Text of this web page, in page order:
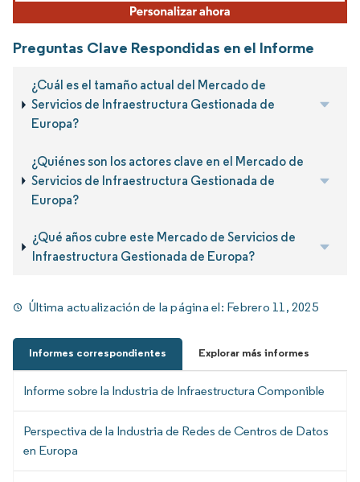
Preguntas Clave Respondidas en el Informe
¿Cuál es el tamaño actual del Mercado de
Servicios de Infraestructura Gestionada de
Europa?
¿Quiénes son los actores clave en el Mercado de
Servicios de Infraestructura Gestionada de
Europa?
¿Qué años cubre este Mercado de Servicios de
Infraestructura Gestionada de Europa?
Última actualización de la página el: Febrero 11, 2025
Informes correspondientes Explorar más informes
Informe sobre la Industria de Infraestructura Componible
Perspectiva de la Industria de Redes de Centros de Datos
en Europa